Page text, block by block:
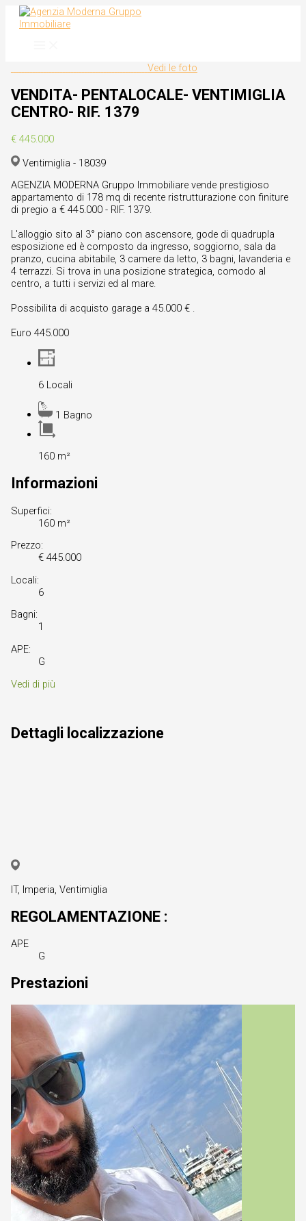
contenuto
Vedi le foto
VENDITA- PENTALOCALE- VENTIMIGLIA
CENTRO- RIF. 1379
€ 445.000
Ventimiglia - 18039
AGENZIA MODERNA Gruppo Immobiliare vende prestigioso
appartamento di 178 mq di recente ristrutturazione con finiture
di pregio a € 445.000 - RIF. 1379.
L'alloggio sito al 3° piano con ascensore, gode di quadrupla
esposizione ed è composto da ingresso, soggiorno, sala da
pranzo, cucina abitabile, 3 camere da letto, 3 bagni, lavanderia e
4 terrazzi. Si trova in una posizione strategica, comodo al
centro, a tutti i servizi ed al mare.
Possibilita di acquisto garage a 45.000 € .
Euro 445.000
6 Locali
1 Bagno
160 m²
Informazioni
Superfici:
160 m²
Prezzo:
€ 445.000
Locali:
6
Bagni:
1
APE:
G
Vedi di più
Dettagli localizzazione
IT, Imperia, Ventimiglia
REGOLAMENTAZIONE :
APE
G
Prestazioni